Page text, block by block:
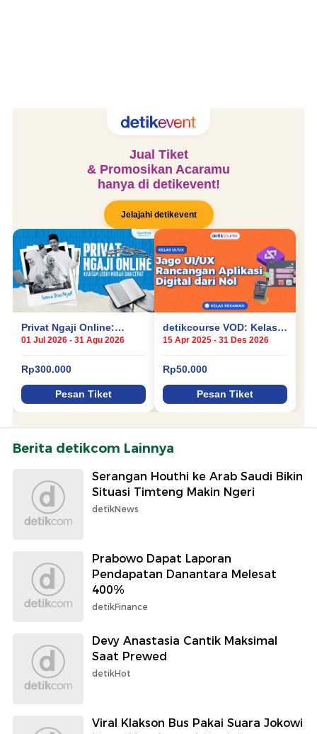
Berita detikcom Lainnya
Serangan Houthi ke Arab Saudi Bikin
Situasi Timteng Makin Ngeri
detikNews
Prabowo Dapat Laporan
Pendapatan Danantara Melesat
400%
detikFinance
Devy Anastasia Cantik Maksimal
Saat Prewed
detikHot
Viral Klakson Bus Pakai Suara Jokowi